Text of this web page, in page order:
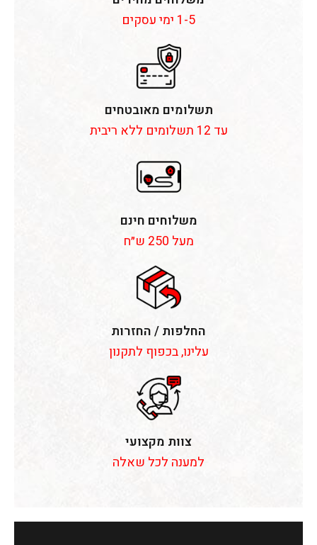
1-5 ימי עסקים
תשלומים מאובטחים
עד 12 תשלומים ללא ריבית
משלוחים חינם
מעל 250 ש״ח
החלפות / החזרות
עלינו, בכפוף לתקנון
צוות מקצועי
למענה לכל שאלה